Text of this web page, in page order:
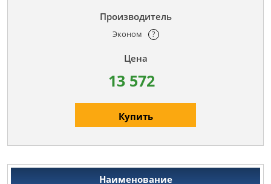
Эконом ?
13 572
Купить